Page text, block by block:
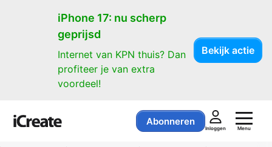
iPhone 17: nu scherp
geprijsd
Internet van KPN thuis? Dan
profiteer je van extra
voordeel!
Bekijk actie
Abonneren
Inloggen Menu